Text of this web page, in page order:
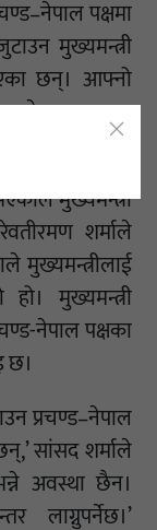
पक्षमा
मुख्यमन्त्री
छन्। आफ्नो
नेपाल पक्षका
छन्।
मुख्यमन्त्री
शर्माले
मुख्यमन्त्रीलाई
मुख्यमन्त्री
नेपाल पक्षका
छ।
प्रचण्ड–नेपाल
सांसद शर्माले
अवस्था छैन।
लाग्नुपर्नेछ।’